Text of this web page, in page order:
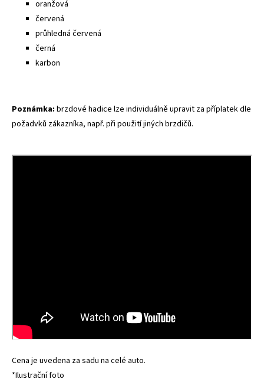
oranžová
červená
průhledná červená
černá
karbon
Poznámka: brzdové hadice lze individuálně upravit za příplatek dle
požadvků zákazníka, např. při použití jiných brzdičů.
Cena je uvedena za sadu na celé auto.
*Ilustrační foto